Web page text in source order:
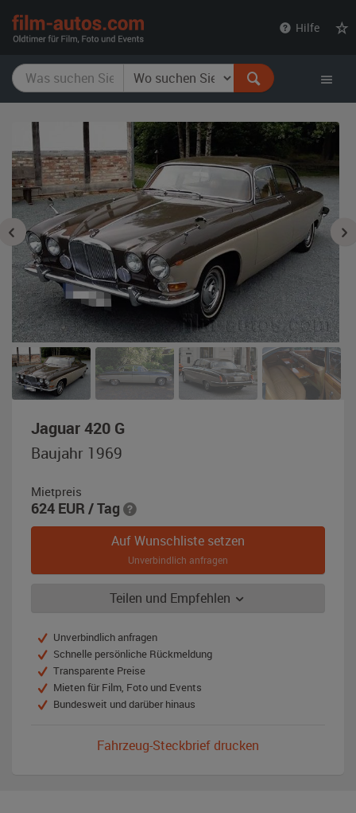
Hilfe
Jaguar 420 G,
/
braun
(Sable
over
fawn)
Baujahr 1969
Mietpreis
624 EUR / Tag
Auf Wunschliste setzen
Unverbindlich anfragen
Teilen und Empfehlen
Unverbindlich anfragen
Schnelle persönliche Rückmeldung
Transparente Preise
Mieten für Film, Foto und Events
Bundesweit und darüber hinaus
Fahrzeug-Steckbrief drucken